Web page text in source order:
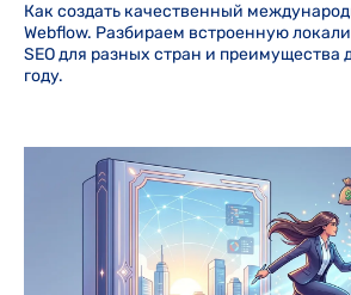
Как создать качественный
Webflow. Разбираем встроенную
SEO для разных стран и преимущества
году.